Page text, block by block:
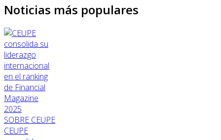
Noticias más populares
SOBRE CEUPE
CEUPE